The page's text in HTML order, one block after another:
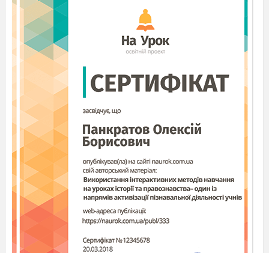
Б) двохатомних спиртів
В) трьохатомних спиртів
Г) насичених одноатомних спиртів
8. Вкажіть формули продуктів реакції взаємодії
метанолу з натрієм:
ONa i H Б) CH3ONa i H2 O В) C 2H 5ONa i H
2 ONa i H2
9.Вкажіть, який з поданих спиртів використовують
у виробництві морозива:
А) гліцерин
Б) 1-пропанол В) метанол
Г) етанол
10. Вкажіть прізвище вченого, який сформулював
закон об'ємних відношень газів у хімічних реаціях:
А)А.Лавуазьє
Б) К.Бертолле
B)
А.Авогадро
Г) Ж.Гей-Люссак
11. Обчислити масову частку Карбону в молекулі
бутанолу.